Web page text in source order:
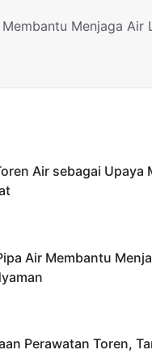
Menjaga Air
Air sebagai Upaya
Air Membantu
Perawatan Toren,